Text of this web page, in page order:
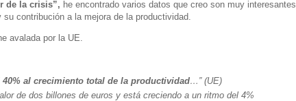
de la crisis”, he encontrado varios datos que creo son muy interesantes
contribución a la mejora de la productividad.
avalada por la UE.
al crecimiento total de la productividad…” (UE)
de dos billones de euros y está creciendo a un ritmo del 4%